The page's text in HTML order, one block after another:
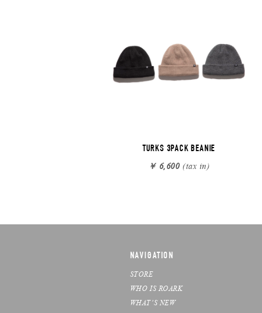
TURKS 3PACK BEANIE
￥ 6,600(tax in)
NAVIGATION
STORE
WHO IS ROARK
WHAT’S NEW